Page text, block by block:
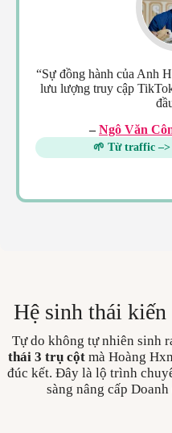
“Sự đồng hành của Anh
lưu lượng truy cập
–Ngô Văn
🌱 Từ traffic
Hệ sinh thái kiến
Tự do không tự nhiên sinh
thái 3 trụ cộtmà Hoàng
đúc kết. Đây là lộ trình
sàng nâng cấp